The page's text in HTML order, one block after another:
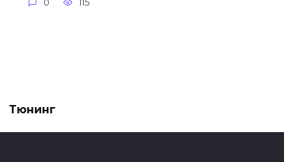
0 115
Тюнинг